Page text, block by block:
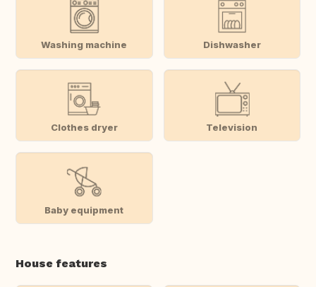
Washing machine Dishwasher
Clothes dryer Television
Baby equipment
House features